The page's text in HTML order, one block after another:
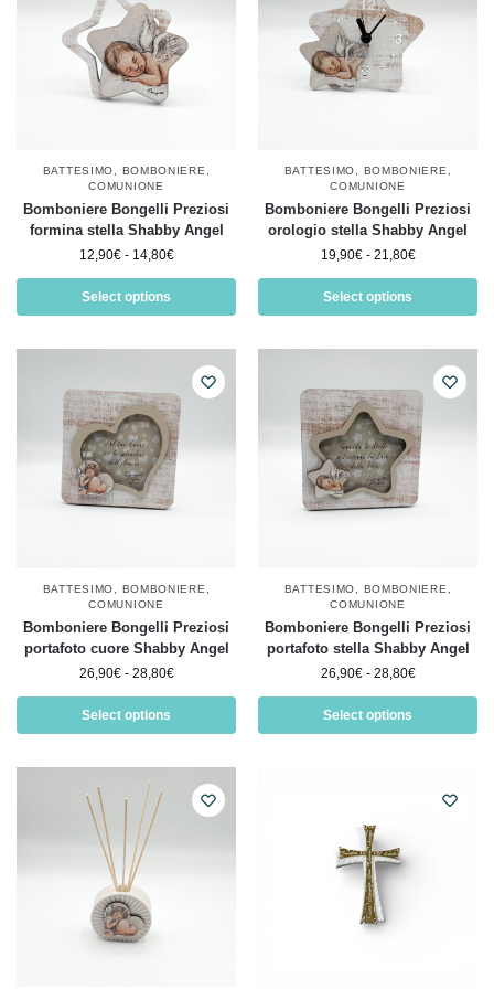
BATTESIMO BOMBONIERE
COMUNIONE
Bomboniere Bongelli Preziosi
formina stella Shabby Angel
12,90€ - 14,80€
Select options
BATTESIMO BOMBONIERE
COMUNIONE
Bomboniere Bongelli Preziosi
orologio stella Shabby Angel
19,90€ - 21,80€
Select options
BATTESIMO BOMBONIERE
COMUNIONE
Bomboniere Bongelli Preziosi
portafoto cuore Shabby Angel
26,90€ - 28,80€
Select options
BATTESIMO BOMBONIERE
COMUNIONE
Bomboniere Bongelli Preziosi
portafoto stella Shabby Angel
26,90€ - 28,80€
Select options